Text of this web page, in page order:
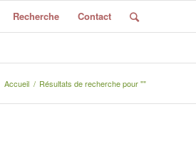
Recherche Contact
Accueil / Résultats de recherche pour ""